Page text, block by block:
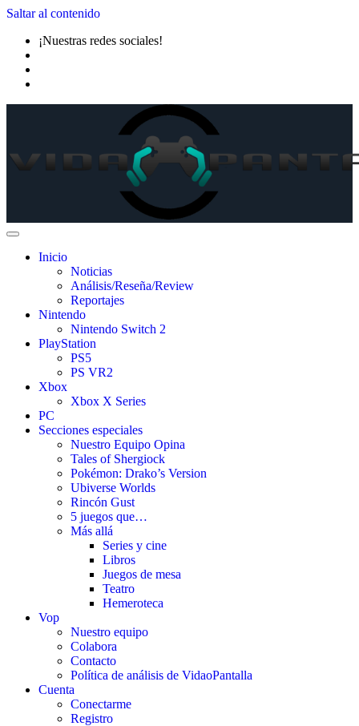
Saltar al contenido
¡Nuestras redes sociales!
Inicio
Noticias
Análisis/Reseña/Review
Reportajes
Nintendo
Nintendo Switch 2
PlayStation
PS5
PS VR2
Xbox
Xbox X Series
PC
Secciones especiales
Nuestro Equipo Opina
Tales of Shergiock
Pokémon: Drako’s Version
Ubiverse Worlds
Rincón Gust
5 juegos que…
Más allá
Series y cine
Libros
Juegos de mesa
Teatro
Hemeroteca
Vop
Nuestro equipo
Colabora
Contacto
Política de análisis de VidaoPantalla
Cuenta
Conectarme
Registro